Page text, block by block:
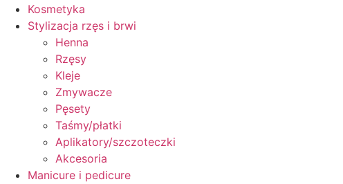
Kosmetyka
Stylizacja rzęs i brwi
Henna
Rzęsy
Kleje
Zmywacze
Pęsety
Taśmy/płatki
Aplikatory/szczoteczki
Akcesoria
Manicure i pedicure